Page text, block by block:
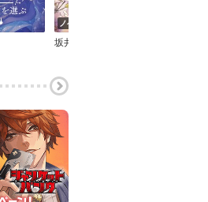
ノベル｜巻
坂井ひなぎ